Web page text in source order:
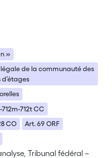
»
de la communauté des
712m-712t CC
CO
Art. 69 ORF
Tribunal fédéral –